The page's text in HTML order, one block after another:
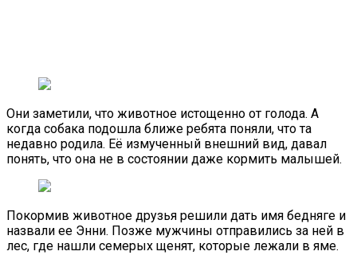
Они заметили, что животное истощенно от голода. А
когда собака подошла ближе ребята поняли, что та
недавно родила. Её измученный внешний вид, давал
понять, что она не в состоянии даже кормить малышей.
Покормив животное друзья решили дать имя бедняге и
назвали ее Энни. Позже мужчины отправились за ней в
лес, где нашли семерых щенят, которые лежали в яме.